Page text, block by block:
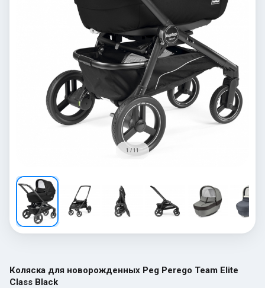
1 / 11
Коляска для новорожденных Peg Perego Team Elite
Class Black